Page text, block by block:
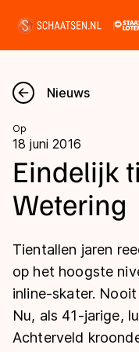
Nieuws
Kalender
Disciplines
Langebaan
Shorttrack
Inlineskaten
Uitslagen
Langebaan
Shorttrack
Marathon
Tijden &
Ranglijsten
Nieuws
Op
18 juni 2016
Eindelijk
Wetering
Tientallen jaren
op het hoogste
inline-skater.
Nu, als 41-jarige,
Achterveld